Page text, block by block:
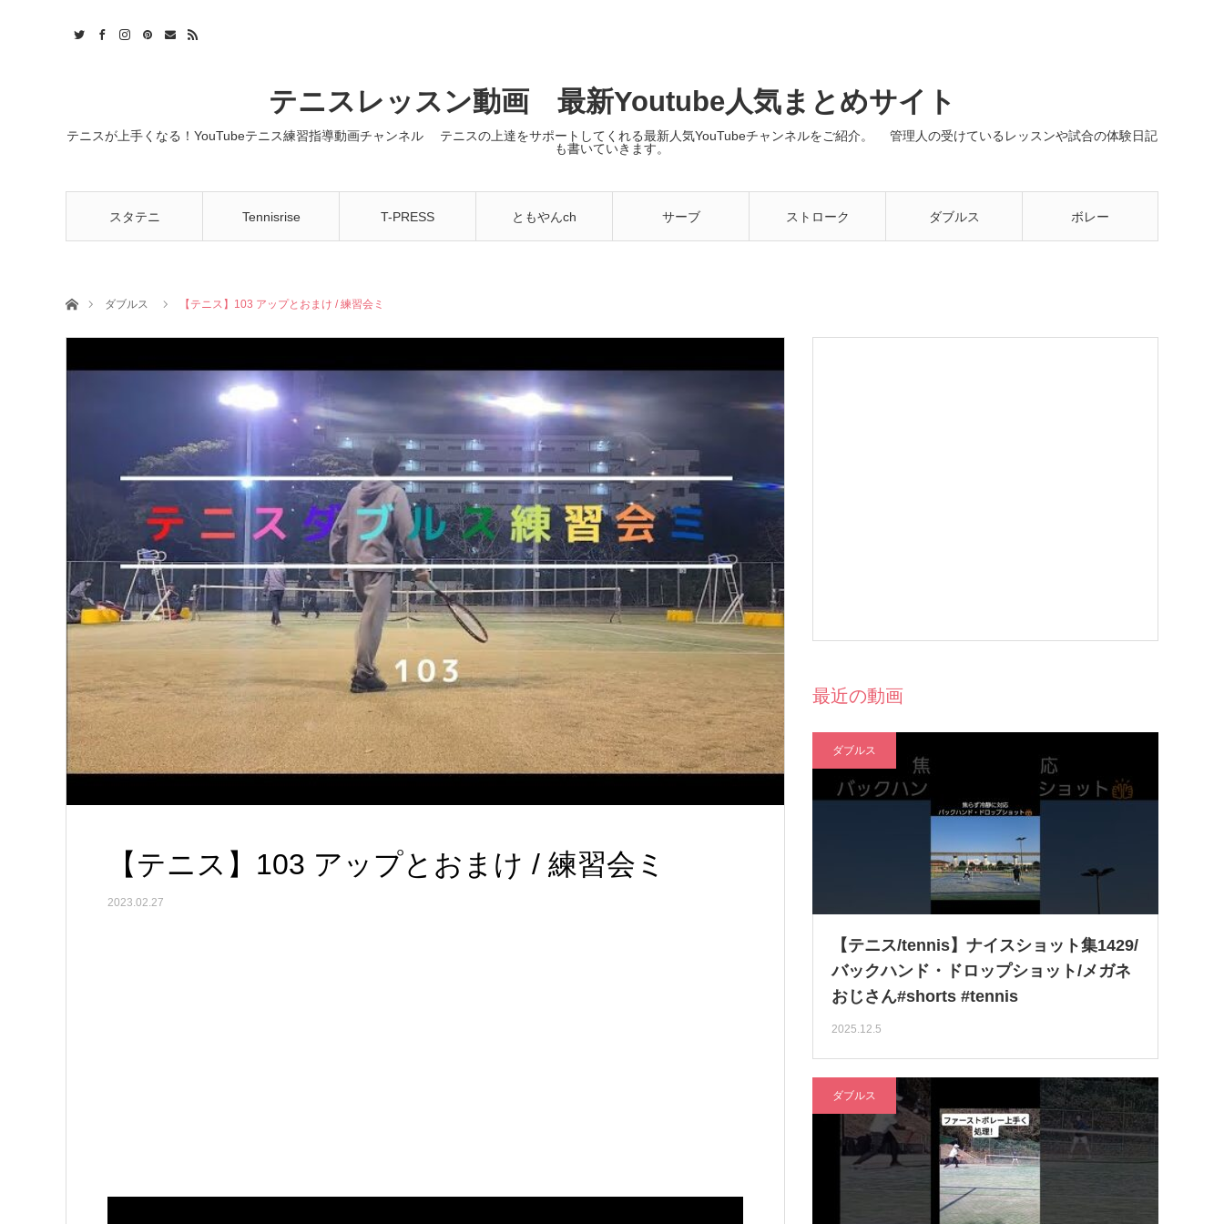
テニスレッスン動画 最新Youtube人気まとめサイト
テニスが上手くなる！YouTubeテニス練習指導動画チャンネル テニスの上達をサポートしてくれる最新人気YouTubeチャンネルをご紹介。 管理人の受けているレッスンや試合の体験日記
も書いていきます。
スタテニ Tennisrise T-PRESS ともやんch サーブ ストローク ダブルス ボレー
ホームダブルス 【テニス】103 アップとおまけ / 練習会ミ
【テニス】103 アップとおまけ / 練習会ミ
2023.02.27
最近の動画
ダブルス
【テニス/tennis】ナイスショット集1429/
バックハンド・ドロップショット/メガネ
おじさん#shorts #tennis
2025.12.5
ダブルス